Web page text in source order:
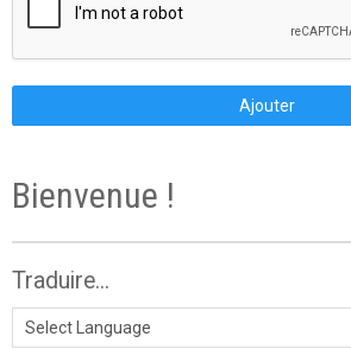
Ajouter
Bienvenue !
Traduire...